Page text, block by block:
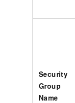
Security
Group
Name